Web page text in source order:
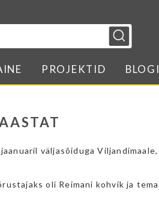
PROJEKTID BLOGI
väljasõiduga Viljandimaale,
oli Reimani kohvik ja tema